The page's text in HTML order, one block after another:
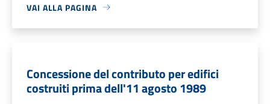
VAI ALLA PAGINA
Concessione del contributo per edifici
costruiti prima dell'11 agosto 1989